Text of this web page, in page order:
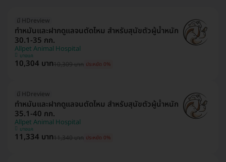
มี HDreview
ทำหมันและฝากดูแลจนตัดไหม สำหรับสุนัขตัวผู้น้ำหนัก
30.1-35 กก.
Allpet Animal Hospital
บางแค
10,304 บาท10,309 บาท ประหยัด 0%
มี HDreview
ทำหมันและฝากดูแลจนตัดไหม สำหรับสุนัขตัวผู้น้ำหนัก
35.1-40 กก.
Allpet Animal Hospital
บางแค
11,334 บาท11,340 บาท ประหยัด 0%